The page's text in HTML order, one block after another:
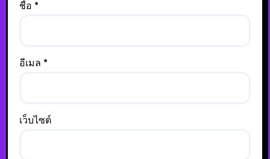
ชื่อ *
อีเมล *
เว็บไซต์